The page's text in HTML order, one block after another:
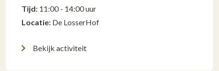
Tijd: 11:00 - 14:00 uur
Locatie: De LosserHof
Bekijk activiteit